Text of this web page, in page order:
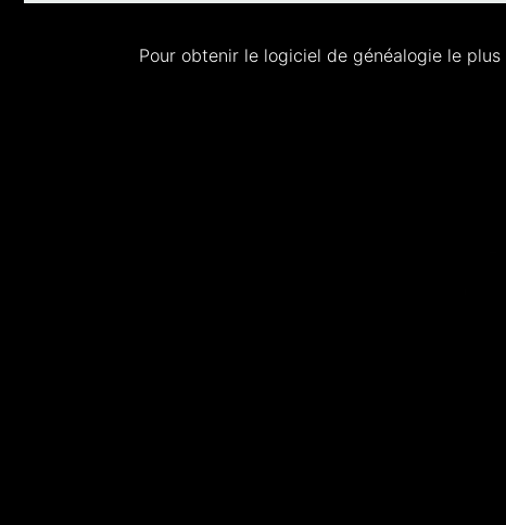
Pour obtenir le logiciel de généalogie le